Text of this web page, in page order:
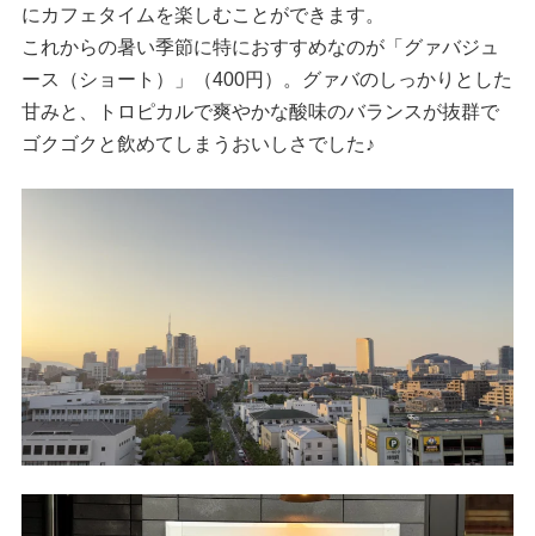
にカフェタイムを楽しむことができます。
これからの暑い季節に特におすすめなのが「グァバジュ
ース（ショート）」（400円）。グァバのしっかりとした
甘みと、トロピカルで爽やかな酸味のバランスが抜群で
ゴクゴクと飲めてしまうおいしさでした♪